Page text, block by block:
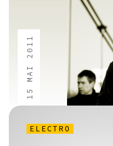
15 MAI 2011
ELECTRO